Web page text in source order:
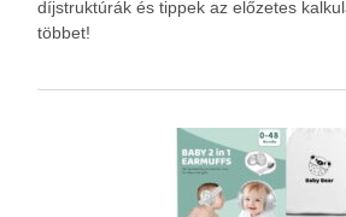
díjstruktúrák és tippek az előzetes
többet!